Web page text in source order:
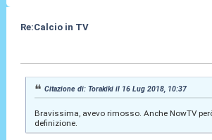
Re:Calcio in TV
Citazione di: Torakiki il 16 Lug 2018, 10:37
Bravissima, avevo rimosso. Anche NowTV
definizione.